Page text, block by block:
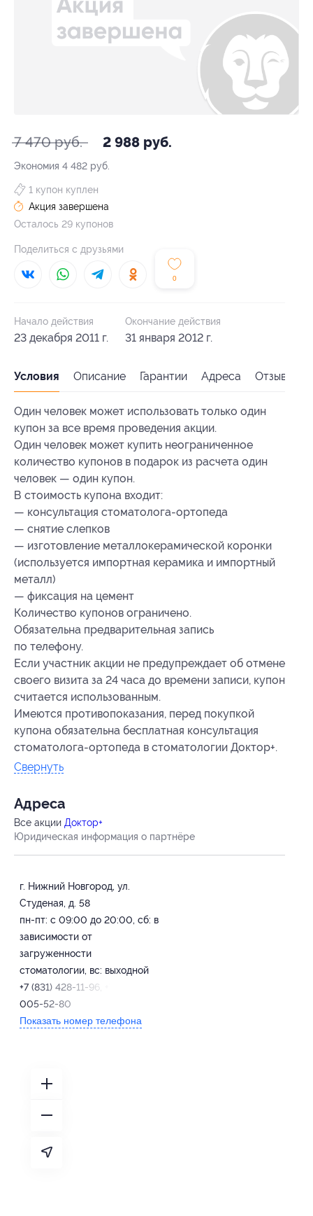
7 470 руб. 2 988 руб.
Экономия 4 482 руб.
0
1 купон куплен
Акция завершена
Осталось 29 купонов
Поделиться с друзьями
Начало действия
23 декабря 2011 г.
Окончание действия
31 января 2012 г.
Условия Описание Гарантии Адреса Отзывы
Один человек может использовать только один
купон за все время проведения акции.
Один человек может купить неограниченное
количество купонов в подарок из расчета один
человек — один купон.
В стоимость купона входит:
— консультация стоматолога-ортопеда
— снятие слепков
— изготовление металлокерамической коронки
(используется импортная керамика и импортный
металл)
— фиксация на цемент
Количество купонов ограничено.
Обязательна предварительная запись
по телефону.
Если участник акции не предупреждает об отмене
своего визита за 24 часа до времени записи, купон
считается использованным.
Имеются противопоказания, перед покупкой
купона обязательна бесплатная консультация
стоматолога-ортопеда в стоматологии Доктор+.
Свернуть
Адресa
Все акции Доктор+
Юридическая информация о партнёре
г. Нижний Новгород, ул.
Студеная, д. 58
пн-пт: с 09:00 до 20:00, сб: в
зависимости от
загруженности
стоматологии, вс: выходной
+7 (831) 428-11-96, +7 (920)
005-52-80
Показать номер телефона